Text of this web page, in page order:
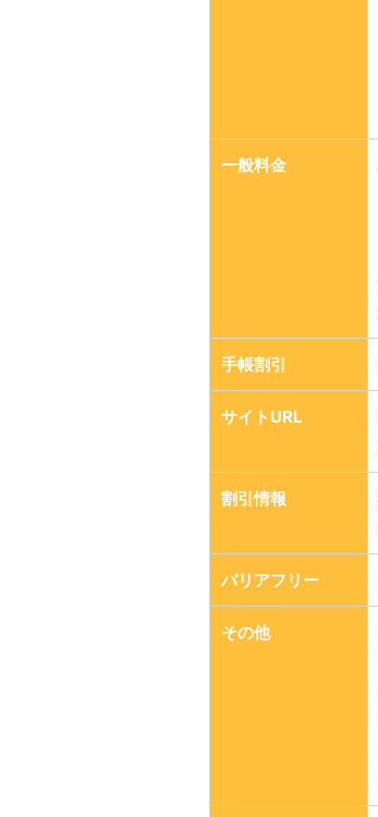
一般料金
手帳割引
サイトURL
割引情報
バリアフリー
その他